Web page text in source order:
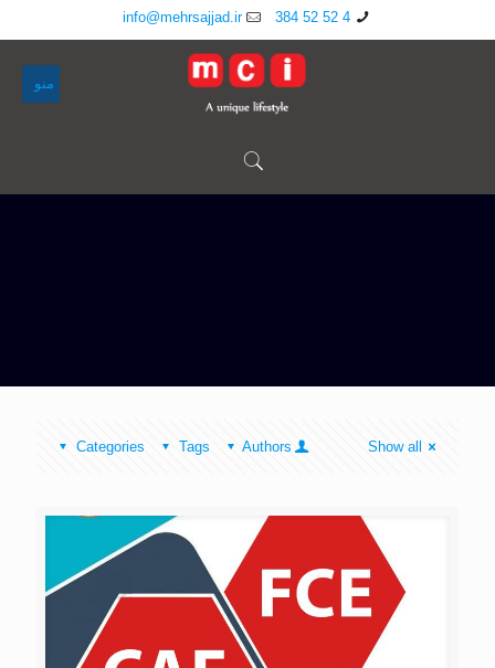
4 52 52 384
info@mehrsajjad.ir
منو
Categories Tags Authors Show all